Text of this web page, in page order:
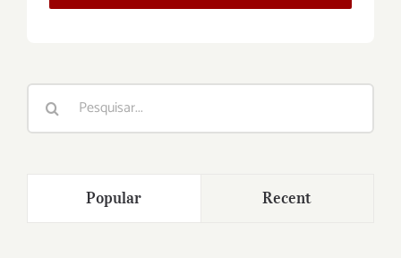
Buscar
resultados
Popular Recent